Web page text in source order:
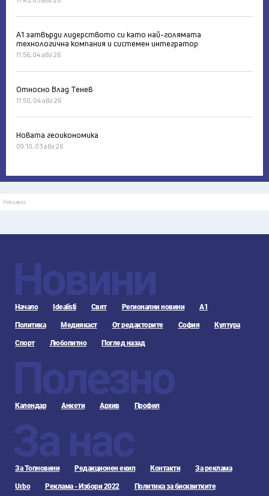
А1 затвърди лидерството си като най-голямата
технологична компания и системен интегратор
11:56, 04 авг 26
Относно Влад Тенев
11:50, 04 авг 26
Новата геоикономика
09:10, 03 авг 26
Реклама
Новини
Начало Idealisti Свят Регионални новини А1
Политика Медиякаст От редакторите София Култура
Спорт Любопитно Поглед назад
Полезно
Календар Анкети Архив Профил
За нас
За Топновини Редакционен екип Контакти За реклама
Urbo Реклама - Избори 2022 Политика за бисквитките